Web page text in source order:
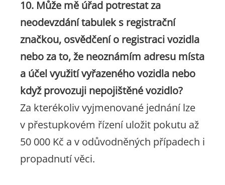
10. Může mě úřad potrestat za
neodevzdání tabulek s registrační
značkou, osvědčení o registraci vozidla
nebo za to, že neoznámím adresu místa
a účel využití vyřazeného vozidla nebo
když provozuji nepojištěné vozidlo?
Za kterékoliv vyjmenované jednání lze
v přestupkovém řízení uložit pokutu až
50 000 Kč a v odůvodněných případech i
propadnutí věci.